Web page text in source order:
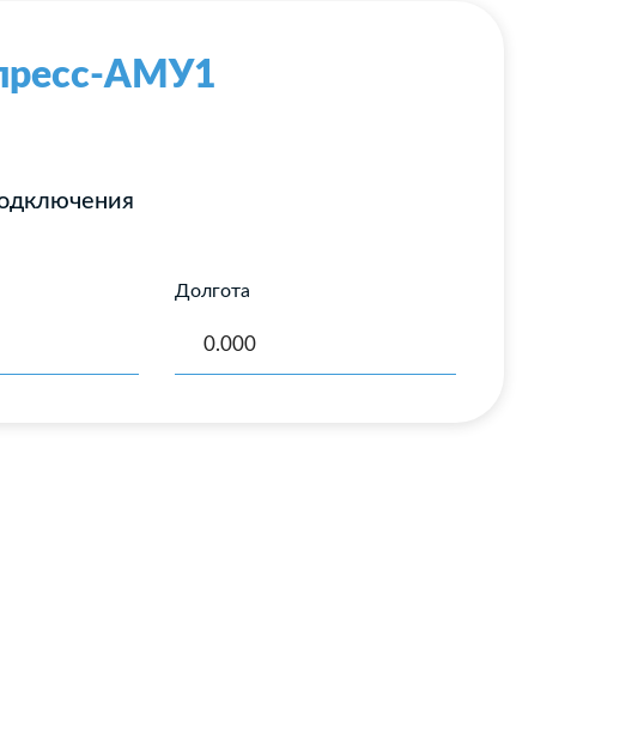
АМУ1
Долгота